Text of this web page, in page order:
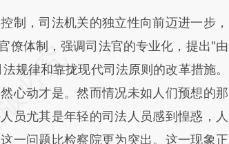
，司法机关的独立性向前迈进一步，
僚体制，强调司法官的专业化，提出"由
规律和靠拢现代司法原则的改革措施。
心动才是。然而情况未如人们预想的那
员尤其是年轻的司法人员感到惶惑，人
一问题比检察院更为突出。这一现象正